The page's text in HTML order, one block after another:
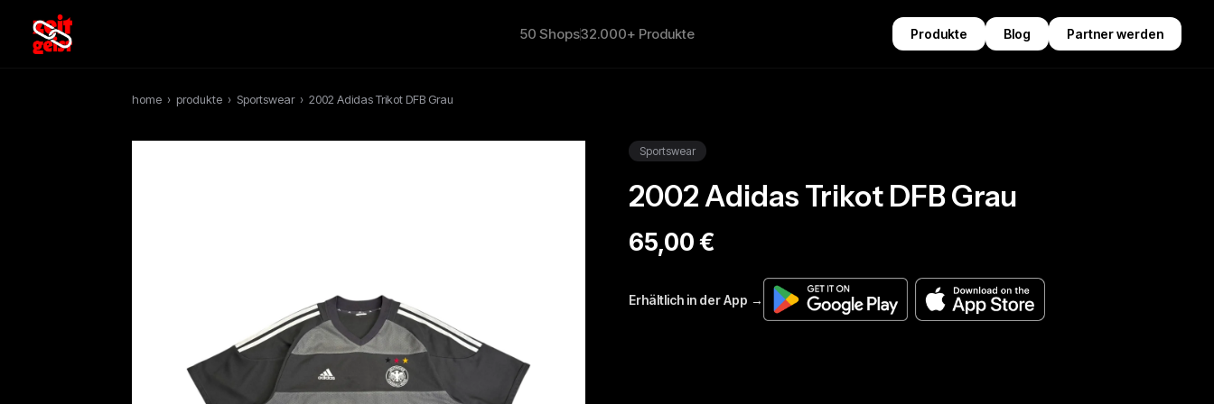
50 Shops32.000+ Produkte Produkte Blog Partner werden
home › produkte › Sportswear › 2002 Adidas Trikot DFB Grau
Sportswear
2002 Adidas Trikot DFB Grau
65,00 €